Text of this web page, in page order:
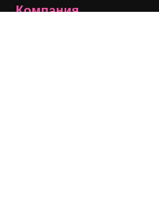
Компания